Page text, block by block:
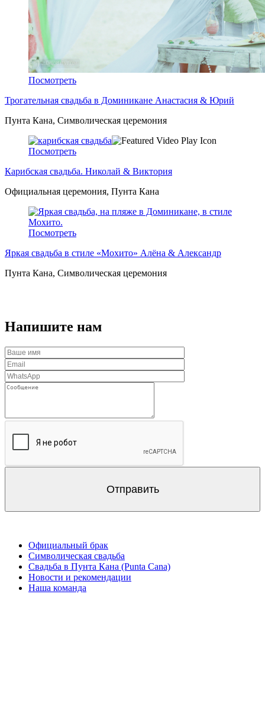
Посмотреть
Трогательная свадьба в Доминикане Анастасия & Юрий
Пунта Кана, Символическая церемония
Посмотреть
Карибская свадьба. Николай & Виктория
Официальная церемония, Пунта Кана
Посмотреть
Яркая свадьба в стиле «Мохито» Алёна & Александр
Пунта Кана, Символическая церемония
Напишите нам
Официальный брак
Символическая свадьба
Свадьба в Пунта Кана (Punta Cana)
Новости и рекомендации
Наша команда